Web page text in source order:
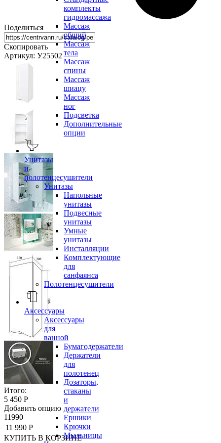
комплекты
гидромассажа
Массаж
общий
Массаж
тела
Массаж
спины
Массаж
шиацу
Массаж
ног
Подсветка
Дополнительные
опции
Унитазы
и
полотенцесушители
Унитазы
Напольные
унитазы
Подвесные
унитазы
Умные
унитазы
Инсталляции
Комплектующие
для
санфаянса
Полотенцесушители
Аксессуары
Аксессуары
для
ванной
Бумагодержатели
Держатели
для
полотенец
Дозаторы,
стаканы
и
держатели
Ершики
Крючки
Мыльницы
Поделиться
Скопировать
Артикул: У25502
Итого:
5 450 Р
Добавить опцию
11990
11 990 Р
КУПИТЬ В КОРЗИНЕ